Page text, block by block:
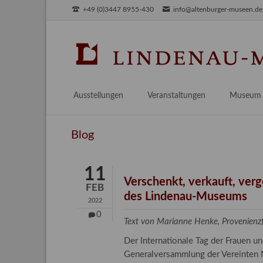
+49 (0)3447 8955-430 info@altenburger-museen.de
Ausstellungen
Aktuell
Veranstaltungen Museum
Digitales
Team
Blog
11
FEB
2022
0
Verschenkt, verkauft,
des Lindenau-Museums
Text von Marianne Henke,
Der Internationale Tag der Frauen
Generalversammlung der